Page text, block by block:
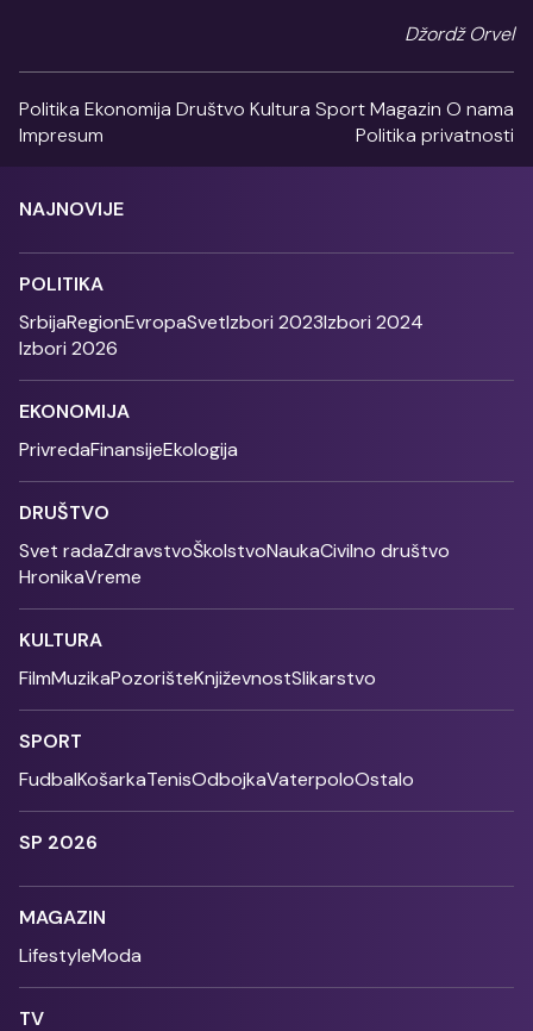
Džordž Orvel
Politika Ekonomija Društvo Kultura SportMagazin O nama
Impresum
Politika privatnosti
NAJNOVIJE
POLITIKA
SrbijaRegionEvropaSvetIzbori 2023Izbori 2024
Izbori 2026
EKONOMIJA
PrivredaFinansijeEkologija
DRUŠTVO
Svet radaZdravstvoŠkolstvoNaukaCivilno društvo
HronikaVreme
KULTURA
FilmMuzikaPozorišteKnjiževnostSlikarstvo
SPORT
FudbalKošarkaTenisOdbojkaVaterpoloOstalo
SP 2026
MAGAZIN
LifestyleModa
TV